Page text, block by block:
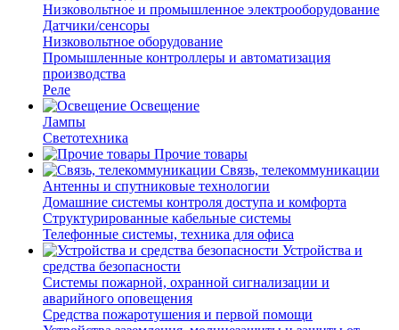
Низковольтное и промышленное электрооборудование
Датчики/сенсоры
Низковольтное оборудование
Промышленные контроллеры и автоматизация
производства
Реле
Освещение
Лампы
Светотехника
Прочие товары
Связь, телекоммуникации
Антенны и спутниковые технологии
Домашние системы контроля доступа и комфорта
Структурированные кабельные системы
Телефонные системы, техника для офиса
Устройства и
средства безопасности
Системы пожарной, охранной сигнализации и
аварийного оповещения
Средства пожаротушения и первой помощи